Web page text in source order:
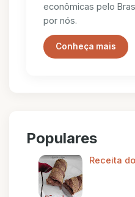
econômicas pelo
por nós.
Conheça mais
Populares
Receita